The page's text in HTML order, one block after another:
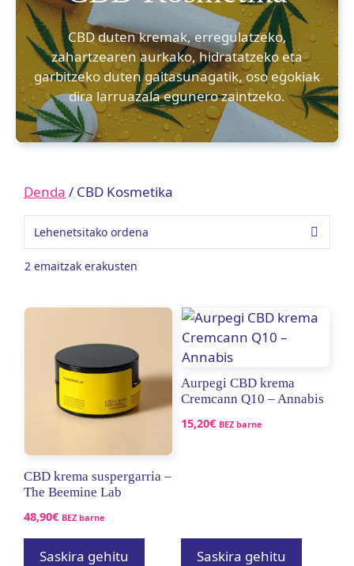
CBD duten kremak, erregulatzeko,
zahartzearen aurkako, hidratatzeko eta
garbitzeko duten gaitasunagatik, oso egokiak
dira larruazala egunero zaintzeko.
Denda / CBD Kosmetika
2 emaitzak erakusten
CBD krema suspergarria –
The Beemine Lab
48,90€ BEZ barne
Saskira gehitu
Aurpegi CBD krema
Cremcann Q10 – Annabis
15,20€ BEZ barne
Saskira gehitu